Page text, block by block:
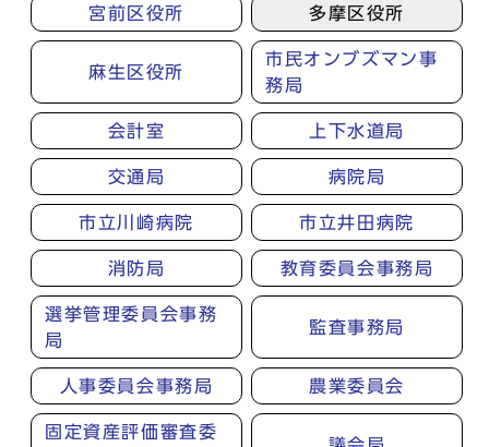
宮前区役所 多摩区役所
麻生区役所
市民オンブズマン事
務局
会計室 上下水道局
交通局 病院局
市立川崎病院 市立井田病院
消防局 教育委員会事務局
選挙管理委員会事務
局
監査事務局
人事委員会事務局 農業委員会
固定資産評価審査委